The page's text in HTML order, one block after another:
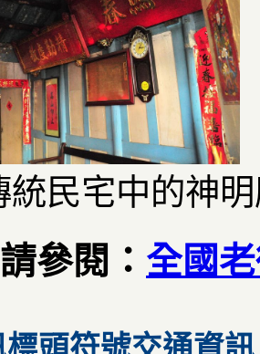
統民宅中的神
請參閱： 全國